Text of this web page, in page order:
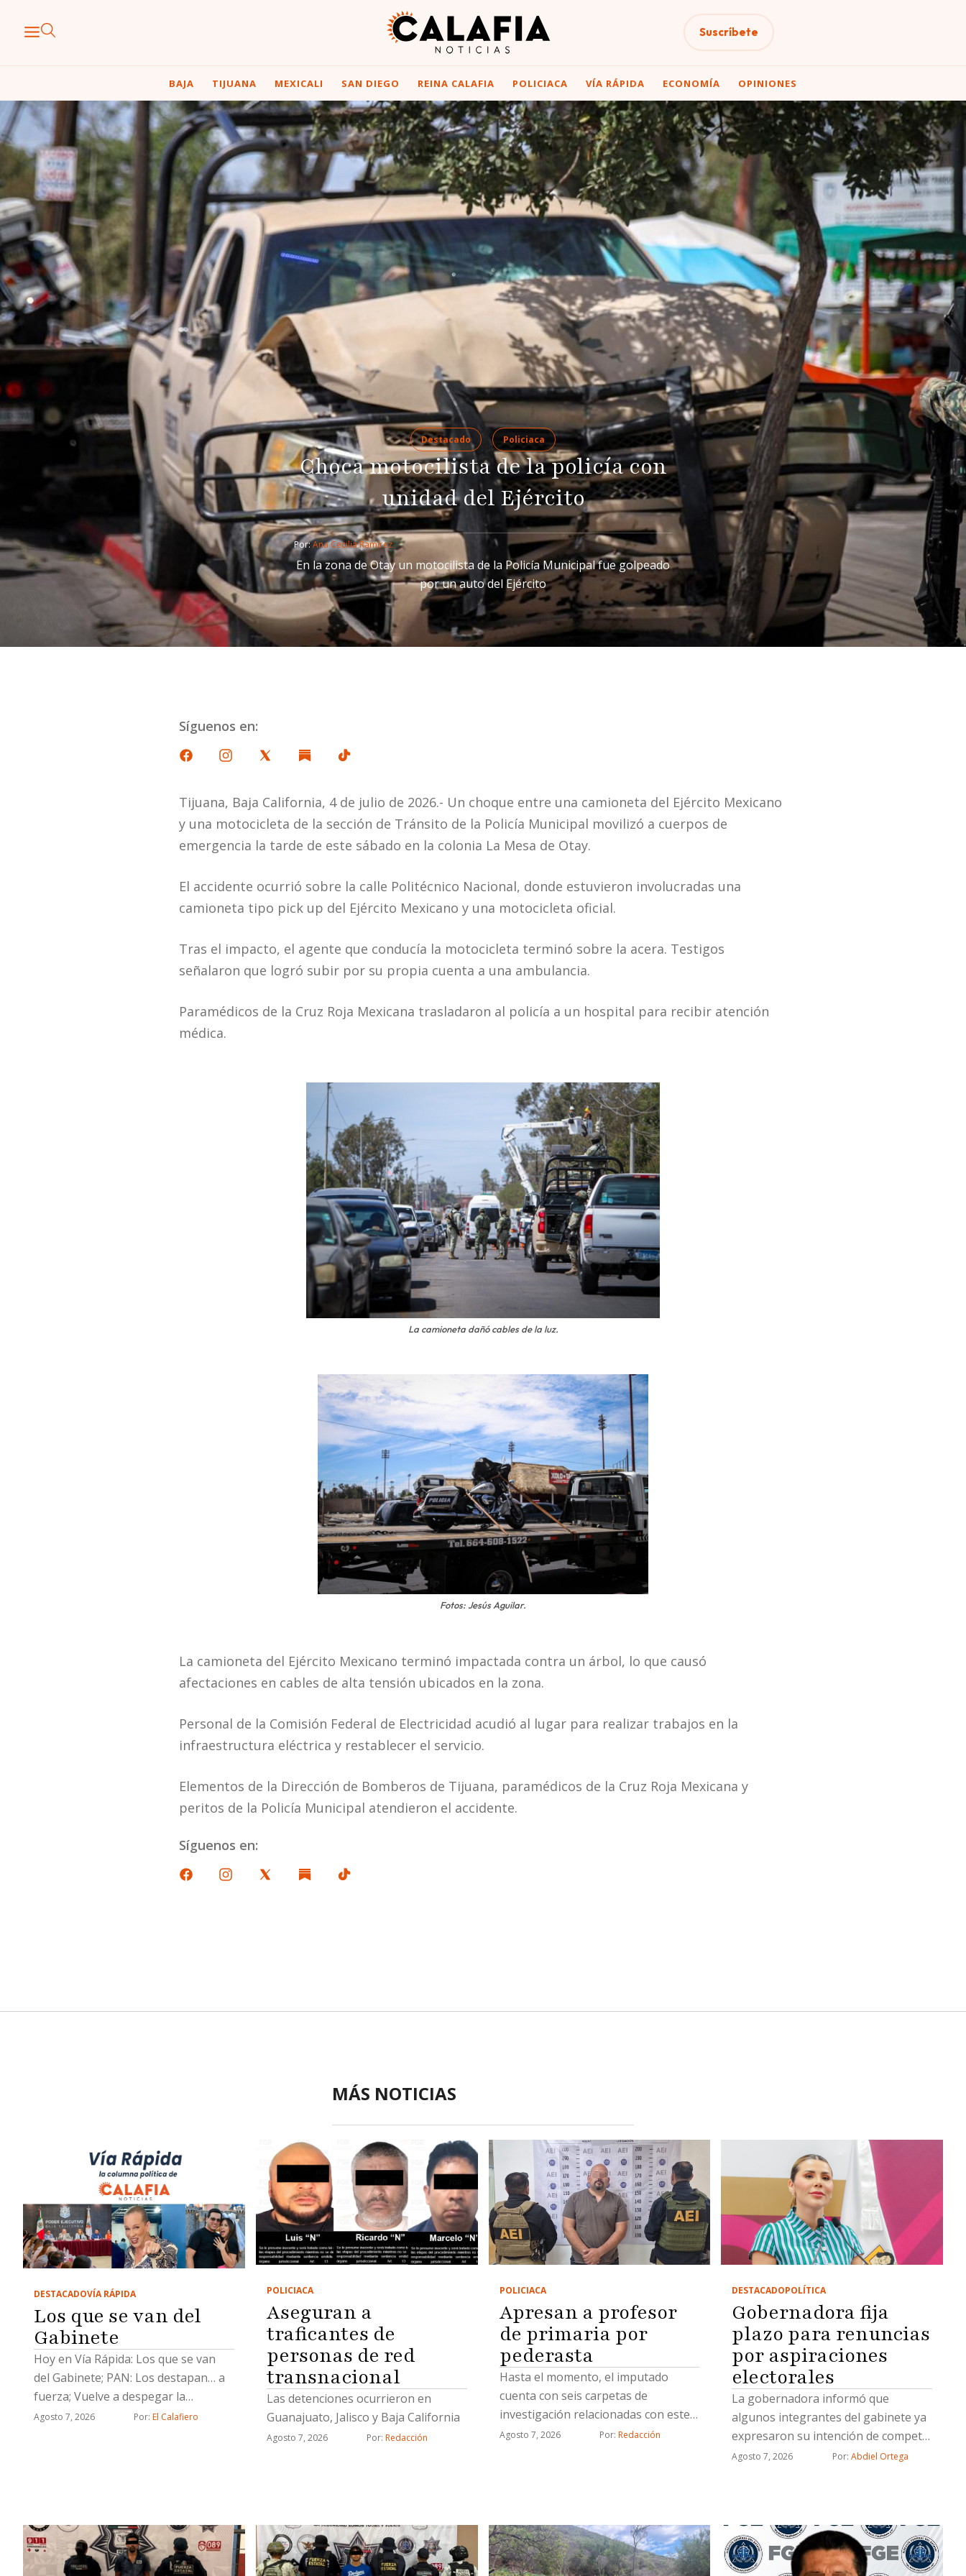
Suscríbete
BAJA TIJUANA MEXICALI SAN DIEGO REINA CALAFIA POLICIACA VÍA RÁPIDA ECONOMÍA OPINIONES
Destacado Policiaca
Choca motocilista de la policía con
unidad del Ejército
Por: Ana Cecilia Ramírez
En la zona de Otay un motocilista de la Policía Municipal fue golpeado
por un auto del Ejército
Síguenos en:
Tijuana, Baja California, 4 de julio de 2026.- Un choque entre una camioneta del Ejército Mexicano
y una motocicleta de la sección de Tránsito de la Policía Municipal movilizó a cuerpos de
emergencia la tarde de este sábado en la colonia La Mesa de Otay.
El accidente ocurrió sobre la calle Politécnico Nacional, donde estuvieron involucradas una
camioneta tipo pick up del Ejército Mexicano y una motocicleta oficial.
Tras el impacto, el agente que conducía la motocicleta terminó sobre la acera. Testigos
señalaron que logró subir por su propia cuenta a una ambulancia.
Paramédicos de la Cruz Roja Mexicana trasladaron al policía a un hospital para recibir atención
médica.
La camioneta dañó cables de la luz.
Fotos: Jesús Aguilar.
La camioneta del Ejército Mexicano terminó impactada contra un árbol, lo que causó
afectaciones en cables de alta tensión ubicados en la zona.
Personal de la Comisión Federal de Electricidad acudió al lugar para realizar trabajos en la
infraestructura eléctrica y restablecer el servicio.
Elementos de la Dirección de Bomberos de Tijuana, paramédicos de la Cruz Roja Mexicana y
peritos de la Policía Municipal atendieron el accidente.
Síguenos en:
MÁS NOTICIAS
DESTACADOVÍA RÁPIDA
Los que se van del
Gabinete
Hoy en Vía Rápida: Los que se van
del Gabinete; PAN: Los destapan… a
fuerza; Vuelve a despegar la
aviadora y el Socavón
Agosto 7, 2026 Por: El Calafiero
POLICIACA
Aseguran a
traficantes de
personas de red
transnacional
Las detenciones ocurrieron en
Guanajuato, Jalisco y Baja California
Agosto 7, 2026 Por: Redacción
POLICIACA
Apresan a profesor
de primaria por
pederasta
Hasta el momento, el imputado
cuenta con seis carpetas de
investigación relacionadas con este
mismo delito
Agosto 7, 2026 Por: Redacción
DESTACADOPOLÍTICA
Gobernadora fija
plazo para renuncias
por aspiraciones
electorales
La gobernadora informó que
algunos integrantes del gabinete ya
expresaron su intención de competir
y otros permanecerán hasta el final
Agosto 7, 2026 Por: Abdiel Ortega